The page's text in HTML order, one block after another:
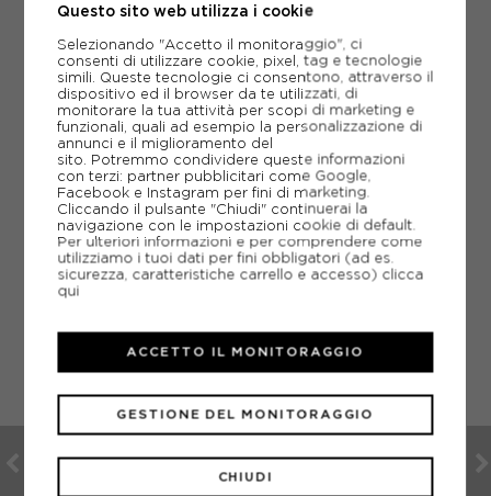
PIÙ INFORMAZIONI
SCHEDA TECNICA
GUIDA ALLE TAGLIE
CONSIGLIATI DA NOI
Questo sito web utilizza i cookie
Selezionando "Accetto il monitoraggio", ci
consenti di utilizzare cookie, pixel, tag e tecnologie
simili. Queste tecnologie ci consentono, attraverso il
dispositivo ed il browser da te utilizzati, di
monitorare la tua attività per scopi di marketing e
funzionali, quali ad esempio la personalizzazione di
annunci e il miglioramento del
sito. Potremmo condividere queste informazioni
con terzi: partner pubblicitari come Google,
Facebook e Instagram per fini di marketing.
Cliccando il pulsante "Chiudi" continuerai la
navigazione con le impostazioni cookie di default.
Per ulteriori informazioni e per comprendere come
utilizziamo i tuoi dati per fini obbligatori (ad es.
sicurezza, caratteristiche carrello e accesso) clicca
qui
CHIUDI
GESTIONE DEL MONITORAGGIO
ACCETTO IL MONITORAGGIO